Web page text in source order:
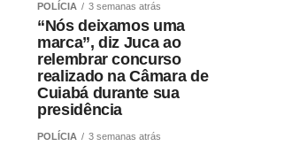
POLÍCIA 3 semanas atrás
“Nós deixamos uma
marca”, diz Juca ao
relembrar concurso
realizado na Câmara de
Cuiabá durante sua
presidência
POLÍCIA 3 semanas atrás